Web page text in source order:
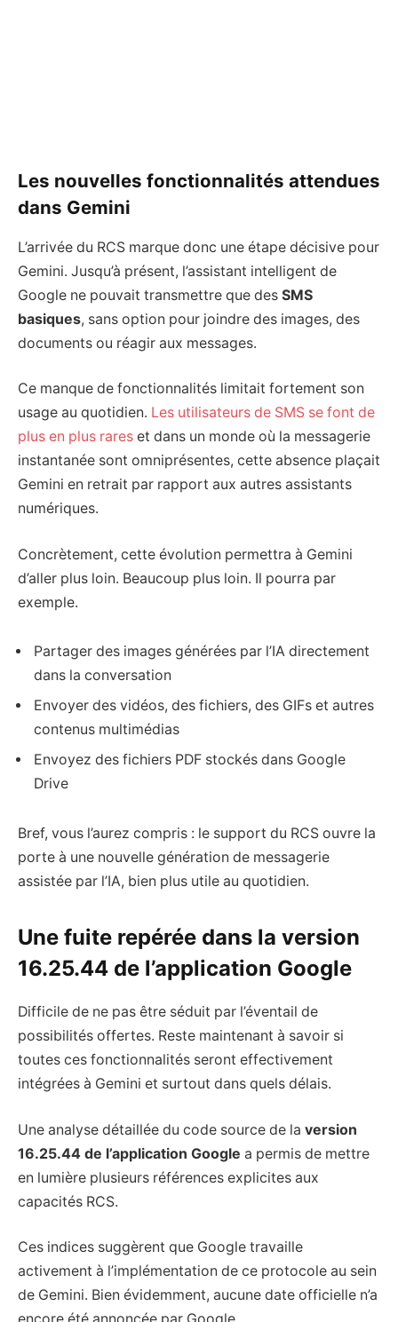
Les nouvelles fonctionnalités attendues
dans Gemini
L’arrivée du RCS marque donc une étape décisive pour
Gemini. Jusqu’à présent, l’assistant intelligent de
Google ne pouvait transmettre que des SMS
basiques, sans option pour joindre des images, des
documents ou réagir aux messages.
Ce manque de fonctionnalités limitait fortement son
usage au quotidien. Les utilisateurs de SMS se font de
plus en plus rares et dans un monde où la messagerie
instantanée sont omniprésentes, cette absence plaçait
Gemini en retrait par rapport aux autres assistants
numériques.
Concrètement, cette évolution permettra à Gemini
d’aller plus loin. Beaucoup plus loin. Il pourra par
exemple.
Partager des images générées par l’IA directement
dans la conversation
Envoyer des vidéos, des fichiers, des GIFs et autres
contenus multimédias
Envoyez des fichiers PDF stockés dans Google
Drive
Bref, vous l’aurez compris : le support du RCS ouvre la
porte à une nouvelle génération de messagerie
assistée par l’IA, bien plus utile au quotidien.
Une fuite repérée dans la version
16.25.44 de l’application Google
Difficile de ne pas être séduit par l’éventail de
possibilités offertes. Reste maintenant à savoir si
toutes ces fonctionnalités seront effectivement
intégrées à Gemini et surtout dans quels délais.
Une analyse détaillée du code source de la version
16.25.44 de l’application Google a permis de mettre
en lumière plusieurs références explicites aux
capacités RCS.
Ces indices suggèrent que Google travaille
activement à l’implémentation de ce protocole au sein
de Gemini. Bien évidemment, aucune date officielle n’a